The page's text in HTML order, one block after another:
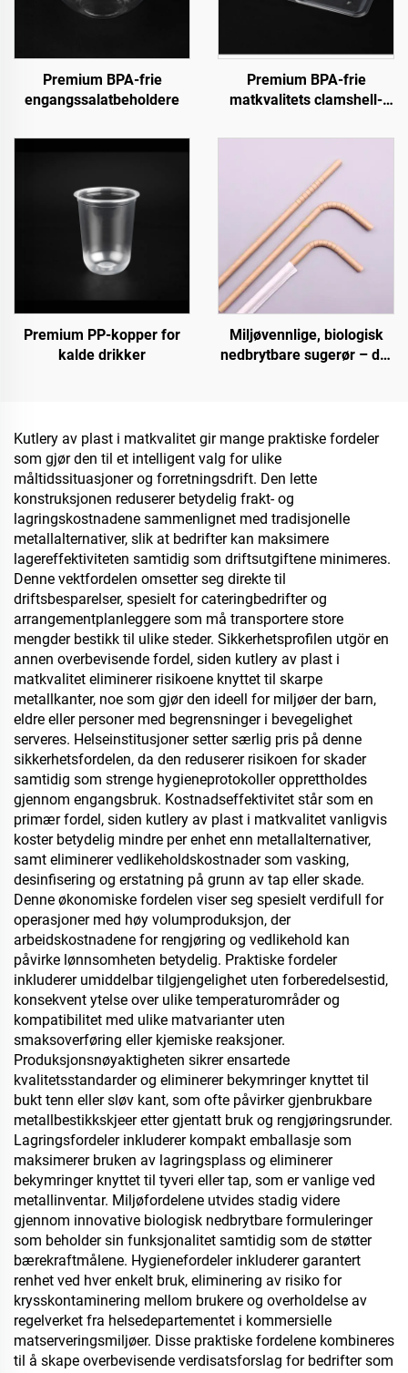
Premium BPA-frie
engangssalatbeholdere
Premium BPA-frie
matkvalitets clamshell-
matlagring
Premium PP-kopper for
kalde drikker
Miljøvennlige, biologisk
nedbrytbare sugerør – det
Kutlery av plast i matkvalitet gir mange praktiske fordeler
som gjør den til et intelligent valg for ulike
måltidssituasjoner og forretningsdrift. Den lette
konstruksjonen reduserer betydelig frakt- og
lagringskostnadene sammenlignet med tradisjonelle
metallalternativer, slik at bedrifter kan maksimere
lagereffektiviteten samtidig som driftsutgiftene minimeres.
Denne vektfordelen omsetter seg direkte til
driftsbesparelser, spesielt for cateringbedrifter og
arrangementplanleggere som må transportere store
mengder bestikk til ulike steder. Sikkerhetsprofilen utgör en
annen overbevisende fordel, siden kutlery av plast i
matkvalitet eliminerer risikoene knyttet til skarpe
metallkanter, noe som gjør den ideell for miljøer der barn,
eldre eller personer med begrensninger i bevegelighet
serveres. Helseinstitusjoner setter særlig pris på denne
sikkerhetsfordelen, da den reduserer risikoen for skader
samtidig som strenge hygieneprotokoller opprettholdes
gjennom engangsbruk. Kostnadseffektivitet står som en
primær fordel, siden kutlery av plast i matkvalitet vanligvis
koster betydelig mindre per enhet enn metallalternativer,
samt eliminerer vedlikeholdskostnader som vasking,
desinfisering og erstatning på grunn av tap eller skade.
Denne økonomiske fordelen viser seg spesielt verdifull for
operasjoner med høy volumproduksjon, der
arbeidskostnadene for rengjøring og vedlikehold kan
påvirke lønnsomheten betydelig. Praktiske fordeler
inkluderer umiddelbar tilgjengelighet uten forberedelsestid,
konsekvent ytelse over ulike temperaturområder og
kompatibilitet med ulike matvarianter uten
smaksoverføring eller kjemiske reaksjoner.
Produksjonsnøyaktigheten sikrer ensartede
kvalitetsstandarder og eliminerer bekymringer knyttet til
bukt tenn eller sløv kant, som ofte påvirker gjenbrukbare
metallbestikkskjeer etter gjentatt bruk og rengjøringsrunder.
Lagringsfordeler inkluderer kompakt emballasje som
maksimerer bruken av lagringsplass og eliminerer
bekymringer knyttet til tyveri eller tap, som er vanlige ved
metallinventar. Miljøfordelene utvides stadig videre
gjennom innovative biologisk nedbrytbare formuleringer
som beholder sin funksjonalitet samtidig som de støtter
bærekraftmålene. Hygienefordeler inkluderer garantert
renhet ved hver enkelt bruk, eliminering av risiko for
krysskontaminering mellom brukere og overholdelse av
regelverket fra helsedepartementet i kommersielle
matserveringsmiljøer. Disse praktiske fordelene kombineres
til å skape overbevisende verdisatsforslag for bedrifter som